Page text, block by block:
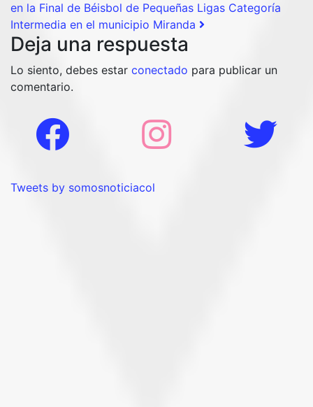
en la Final de Béisbol de Pequeñas Ligas Categoría
Intermedia en el municipio Miranda
Deja una respuesta
Lo siento, debes estar conectado para publicar un
comentario.
Tweets by somosnoticiacol